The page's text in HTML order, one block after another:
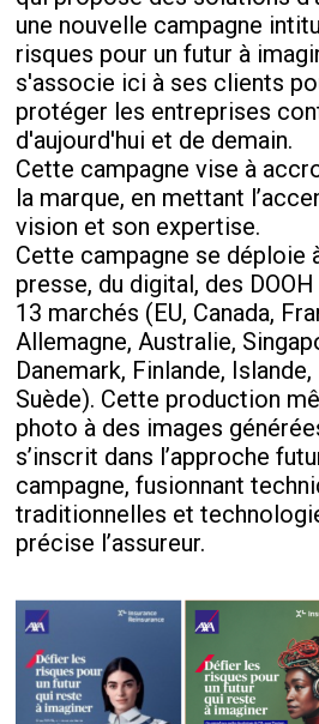
une nouvelle campagne
risques pour un futur à
s'associe ici à ses clients
protéger les entreprises
d'aujourd'hui et de demain.
Cette campagne vise à
la marque, en mettant
vision et son expertise.
Cette campagne se déploie
presse, du digital, des
13 marchés (EU, Canada,
Allemagne, Australie,
Danemark, Finlande,
Suède). Cette production
photo à des images
s’inscrit dans l’approche
campagne, fusionnant
traditionnelles et
précise l’assureur.